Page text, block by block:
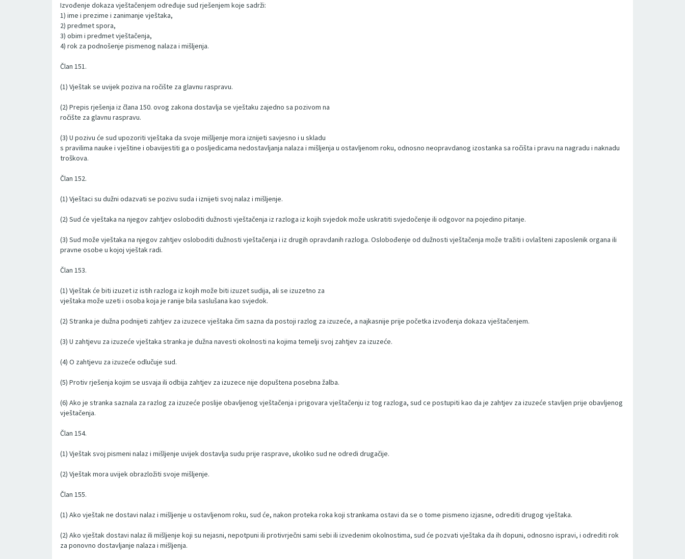
Izvođenje dokaza vještačenjem određuje sud rješenjem koje sadrži:
1) ime i prezime i zanimanje vještaka,
2) predmet spora,
3) obim i predmet vještačenja,
4) rok za podnošenje pismenog nalaza i mišljenja.
Član 151.
(1) Vještak se uvijek poziva na ročište za glavnu raspravu.
(2) Prepis rješenja iz člana 150. ovog zakona dostavlja se vještaku zajedno sa pozivom na
ročište za glavnu raspravu.
(3) U pozivu će sud upozoriti vještaka da svoje mišljenje mora iznijeti savjesno i u skladu
s pravilima nauke i vještine i obavijestiti ga o posljedicama nedostavljanja nalaza i mišljenja u ostavljenom roku, odnosno neopravdanog izostanka sa ročišta i pravu na nagradu i naknadu
troškova.
Član 152.
(1) Vještaci su dužni odazvati se pozivu suda i iznijeti svoj nalaz i mišljenje.
(2) Sud će vještaka na njegov zahtjev osloboditi dužnosti vještačenja iz razloga iz kojih svjedok može uskratiti svjedočenje ili odgovor na pojedino pitanje.
(3) Sud može vještaka na njegov zahtjev osloboditi dužnosti vještačenja i iz drugih opravdanih razloga. Oslobođenje od dužnosti vještačenja može tražiti i ovlašteni zaposlenik organa ili
pravne osobe u kojoj vještak radi.
Član 153.
(1) Vještak će biti izuzet iz istih razloga iz kojih može biti izuzet sudija, ali se izuzetno za
vještaka može uzeti i osoba koja je ranije bila saslušana kao svjedok.
(2) Stranka je dužna podnijeti zahtjev za izuzece vještaka čim sazna da postoji razlog za izuzeće, a najkasnije prije početka izvođenja dokaza vještačenjem.
(3) U zahtjevu za izuzeće vještaka stranka je dužna navesti okolnosti na kojima temelji svoj zahtjev za izuzeće.
(4) O zahtjevu za izuzeće odlučuje sud.
(5) Protiv rješenja kojim se usvaja ili odbija zahtjev za izuzece nije dopuštena posebna žalba.
(6) Ako je stranka saznala za razlog za izuzeće poslije obavljenog vještačenja i prigovara vještačenju iz tog razloga, sud ce postupiti kao da je zahtjev za izuzeće stavljen prije obavljenog
vještačenja.
Član 154.
(1) Vještak svoj pismeni nalaz i mišljenje uvijek dostavlja sudu prije rasprave, ukoliko sud ne odredi drugačije.
(2) Vještak mora uvijek obrazložiti svoje mišljenje.
Član 155.
(1) Ako vještak ne dostavi nalaz i mišljenje u ostavljenom roku, sud će, nakon proteka roka koji strankama ostavi da se o tome pismeno izjasne, odrediti drugog vještaka.
(2) Ako vještak dostavi nalaz ili mišljenje koji su nejasni, nepotpuni ili protivrječni sami sebi ili izvedenim okolnostima, sud će pozvati vještaka da ih dopuni, odnosno ispravi, i odrediti rok
za ponovno dostavljanje nalaza i mišljenja.